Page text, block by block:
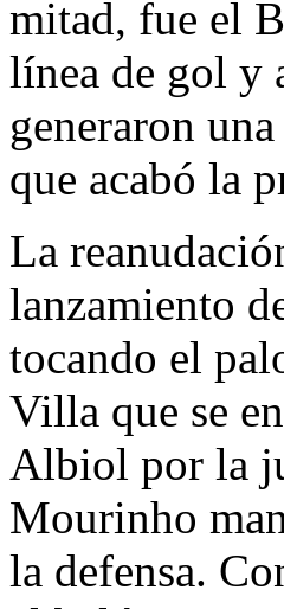
mitad, fue el
línea de gol y
generaron
que acabó la
La
lanzamiento
tocando el
Villa que se
Albiol por la
Mourinho
la defensa.